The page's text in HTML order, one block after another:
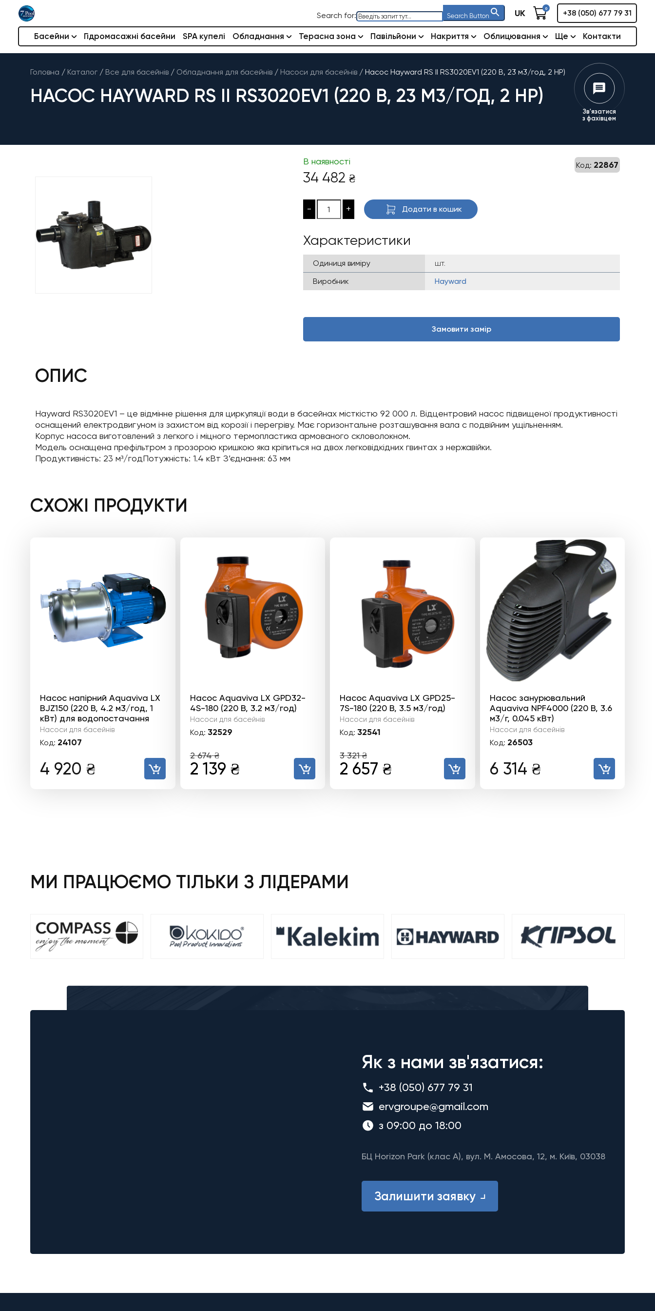
Search for: Search Button UK 0
+38 (050) 677 79 31
Басейни Гідромасажні басейни SPA купелі Обладнання Терасна зона Павільйони Накриття Облицювання Ще Контакти
Головна / Каталог / Все для басейнів / Обладнання для басейнів / Насоси для басейнів / Насос Hayward RS II RS3020EV1 (220 В, 23 м3/год, 2 HP)
НАСОС HAYWARD RS II RS3020EV1 (220 В, 23 М3/ГОД, 2 HP)
Зв'язатися
з фахівцем
Код: 22867
В наявності
34 482 ₴
- + Додати в кошик
Характеристики
Одиниця виміру
шт.
Виробник
Hayward
Замовити замір
ОПИС
Hayward RS3020EV1 – це відмінне рішення для циркуляції води в басейнах місткістю 92 000 л. Відцентровий насос підвищеної продуктивності
оснащений електродвигуном із захистом від корозії і перегріву. Має горизонтальне розташування вала c подвійним ущільненням.
Корпус насоса виготовлений з легкого і міцного термопластика армованого скловолокном.
Модель оснащена префільтром з прозорою кришкою яка кріпиться на двох легковідкідних гвинтах з нержавійки.
Продуктивність: 23 м³/годПотужність: 1.4 кВт З’єднання: 63 мм
СХОЖІ ПРОДУКТИ
Насос напірний Aquaviva LX
BJZ150 (220 В, 4.2 м3/год, 1
кВт) для водопостачання
Насоси для басейнів
Код: 24107
4 920 ₴
Насос Aquaviva LX GPD32-
4S-180 (220 В, 3.2 м3/год)
Насоси для басейнів
Код: 32529
2 674₴
Оригінальна
2 139 ₴Поточна
Насос Aquaviva LX GPD25-
7S-180 (220 В, 3.5 м3/год)
Насоси для басейнів
Код: 32541
3 321₴
Оригінальна
2 657 ₴ Поточна
Насос занурювальний
Aquaviva NPF4000 (220 В, 3.6
м3/г, 0.045 кВт)
Насоси для басейнів
Код: 26503
6 314 ₴
МИ ПРАЦЮЄМО ТІЛЬКИ З ЛІДЕРАМИ
Як з нами зв'язатися:
+38 (050) 677 79 31
ervgroupe@gmail.com
з 09:00 до 18:00
БЦ Horizon Park (клас A), вул. М. Амосова, 12, м. Київ, 03038
Залишити заявку